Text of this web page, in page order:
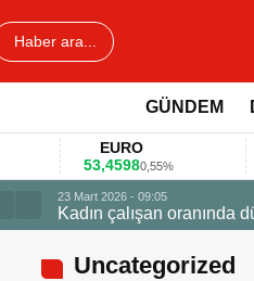
Haber ara...
GÜNDEM
EURO
53,45980,55%
ödüle uçtu
Uncategorized